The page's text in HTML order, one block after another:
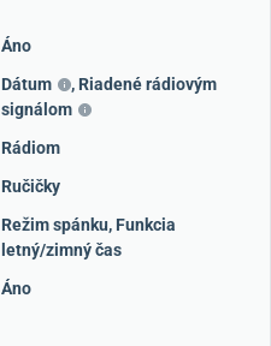
Áno
Dátum , Riadené rádiovým
signálom
Rádiom
Ručičky
Režim spánku, Funkcia
letný/zimný čas
Áno